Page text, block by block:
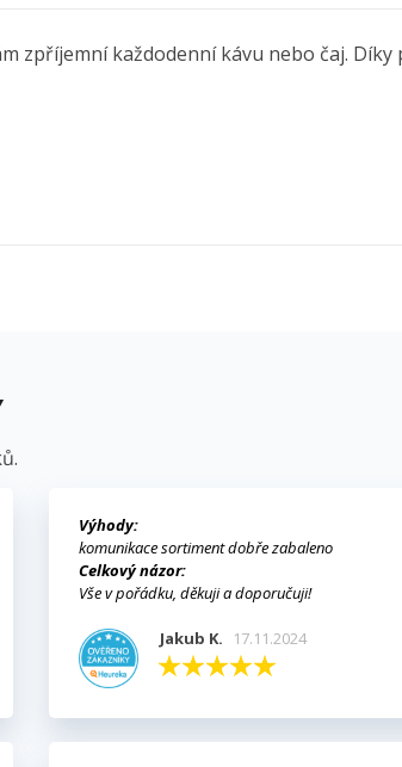
zpříjemní každodenní kávu nebo čaj.
Výhody:
komunikace sortiment dobře zabaleno
Celkový názor:
Vše v pořádku, děkuji a doporučuji!
Jakub K. 17.11.2024
seznam přání
seznamu přání
Zrušit
být přihlášen, abyste si mohli výrobky uložit